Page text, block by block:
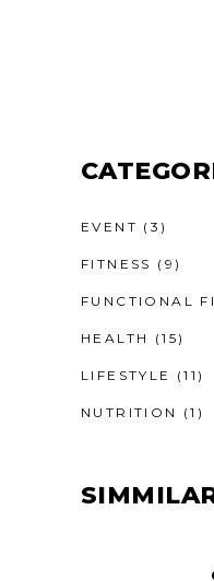
EVENT (3)
FITNESS (9)
FUNCTIONAL
HEALTH (15)
LIFESTYLE (11)
NUTRITION (1)